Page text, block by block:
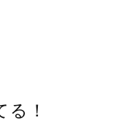
！